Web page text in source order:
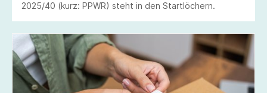
2025/40 (kurz: PPWR) steht in den Startlöchern.